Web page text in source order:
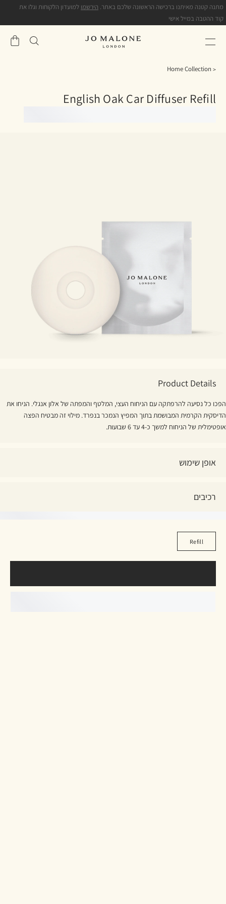
מתנה קטנה מאיתנו ברכישה הראשונה שלכם באתר. הירשמו למועדון הלקוחות וגלו את
קוד ההטבה במייל אישי
שֶׁלִי
Home Collection
English Oak Car Diffuser Refill
Refill
Product Details
הפכו כל נסיעה להרפתקה עם הניחוח העצי, המלטף והמפתה של אלון אנגלי. הניחו את
הדיסקית הקרמית המבושמת בתוך המפיץ הנמכר בנפרד. מילוי זה מבטיח הפצה
אופטימלית של הניחוח למשך כ-4 עד 6 שבועות.
אופן שימוש
רכיבים